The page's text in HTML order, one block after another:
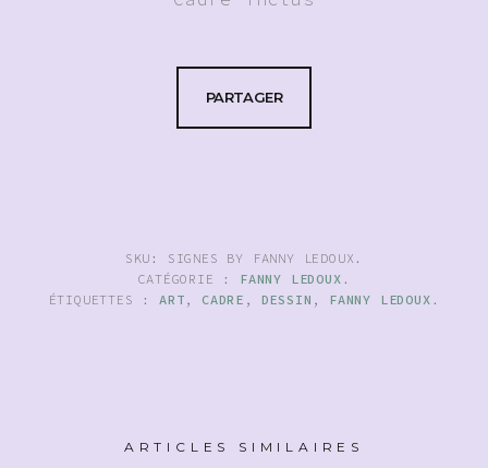
PARTAGER
SKU: SIGNES BY FANNY LEDOUX .
CATÉGORIE : FANNY LEDOUX .
ÉTIQUETTES : ART , CADRE , DESSIN , FANNY LEDOUX .
ARTICLES SIMILAIRES